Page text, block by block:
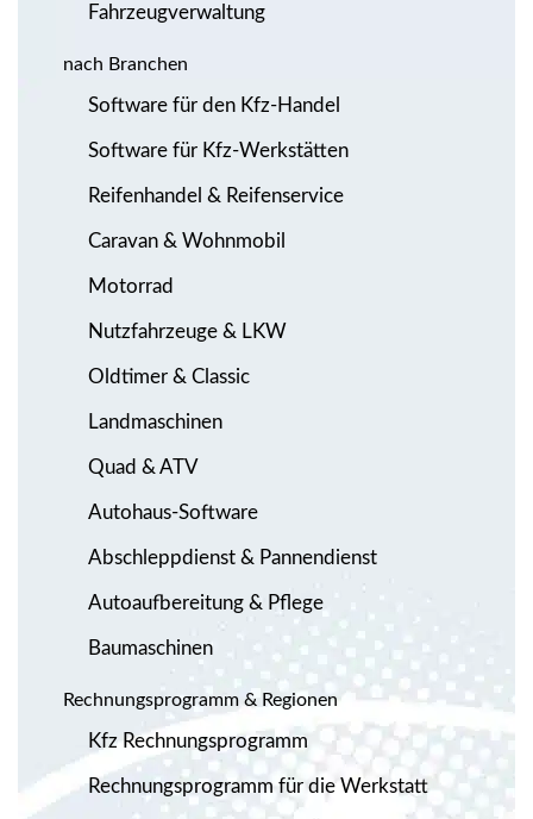
Fahrzeugverwaltung
nach Branchen
Software für den Kfz-Handel
Software für Kfz-Werkstätten
Reifenhandel & Reifenservice
Caravan & Wohnmobil
Motorrad
Nutzfahrzeuge & LKW
Oldtimer & Classic
Landmaschinen
Quad & ATV
Autohaus-Software
Abschleppdienst & Pannendienst
Autoaufbereitung & Pflege
Baumaschinen
Rechnungsprogramm & Regionen
Kfz Rechnungsprogramm
Rechnungsprogramm für die Werkstatt